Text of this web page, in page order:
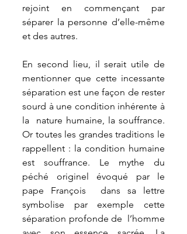
rejoint en commençant par
séparer la personne d’elle-même
et des autres.
En second lieu, il serait utile de
mentionner que cette incessante
séparation est une façon de rester
sourd à une condition inhérente à
la  nature humaine, la souffrance.
Or toutes les grandes traditions le
rappellent : la condition humaine
est souffrance. Le mythe du
péché originel évoqué par le
pape François  dans sa lettre
symbolise par exemple cette
séparation profonde de  l’homme